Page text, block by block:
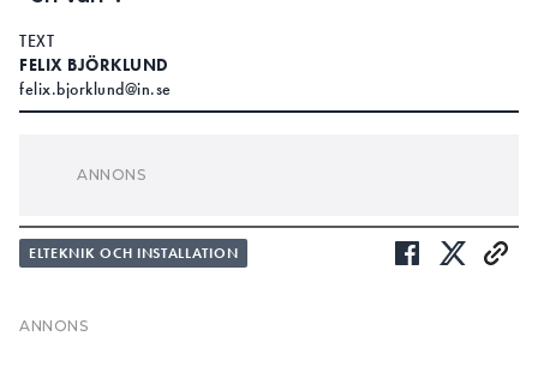
LÄS OCKSÅ:
ELSTÖLDER VI MINNS: ”MÅNGA SKÄMS INTE”
LÄS OCKSÅ:
Energinät en kund vars fastighet sedan ett år
tillbaka visade en förbrukning som var på en
husrannsakan, där utöver polis även energibolagets
Prenumerera
Hantera prenumeration